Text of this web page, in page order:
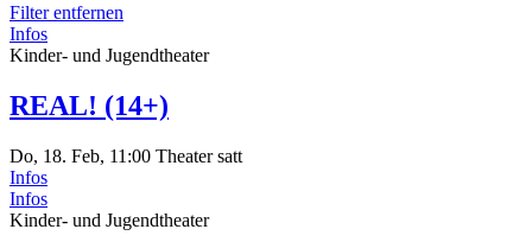
Filter entfernen
Infos
Kinder- und Jugendtheater
REAL! (14+)
Do, 18. Feb, 11:00 Theater satt
Infos
Infos
Kinder- und Jugendtheater